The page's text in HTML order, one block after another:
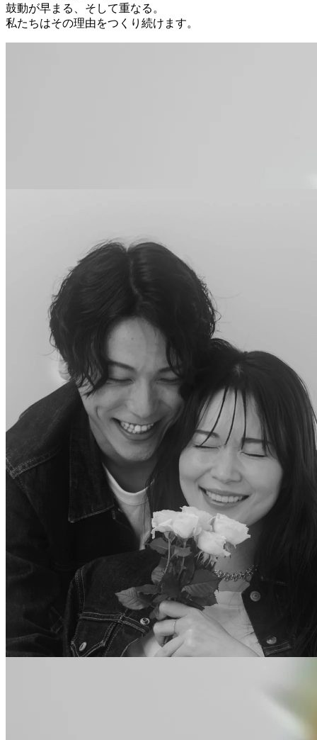
鼓動が早まる、そして重なる。
私たちはその理由をつくり続けます。